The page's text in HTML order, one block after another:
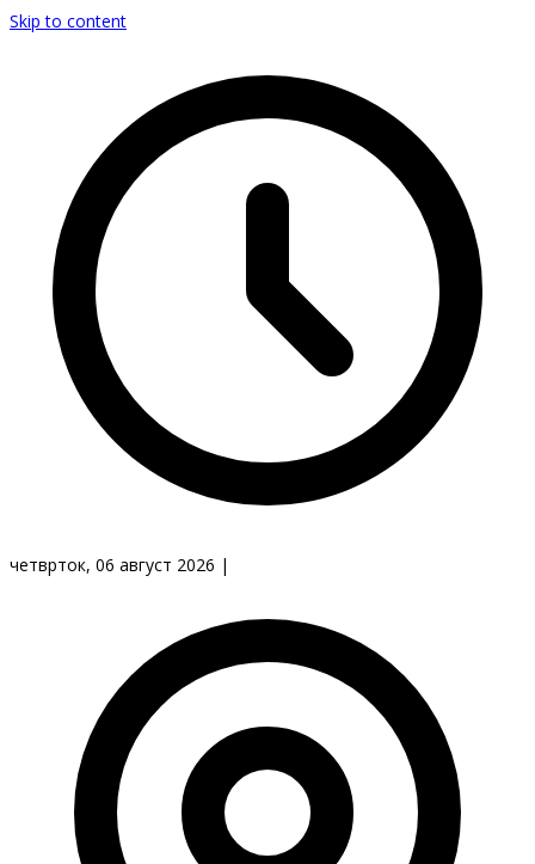
Skip to content
четврток, 06 август 2026 |